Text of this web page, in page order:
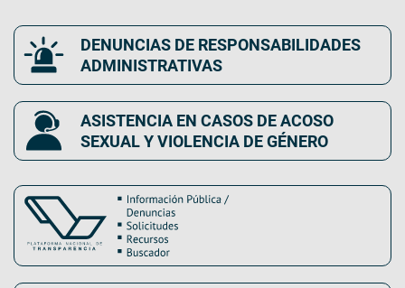
DENUNCIAS DE RESPONSABILIDADES
ADMINISTRATIVAS
ASISTENCIA EN CASOS DE ACOSO
SEXUAL Y VIOLENCIA DE GÉNERO